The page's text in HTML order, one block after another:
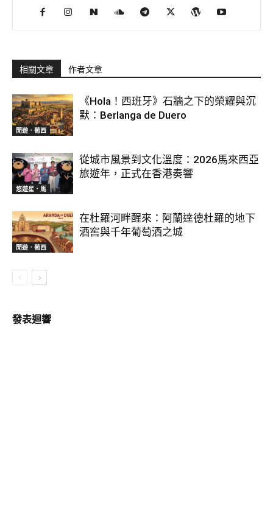
相關文章 作者文章
閒遊．葡西
《Hola！西班牙》石牆之下的榮耀與沉
默：Berlanga de Duero
悠遊星．馬
從城市風景到文化溫度：2026馬來西亞
旅遊年，正式在香港奏響
閒遊．葡西
在杜羅河畔醒來：阿蘭達德杜羅的地下
酒窖與千年葡萄酒之城
發表迴響